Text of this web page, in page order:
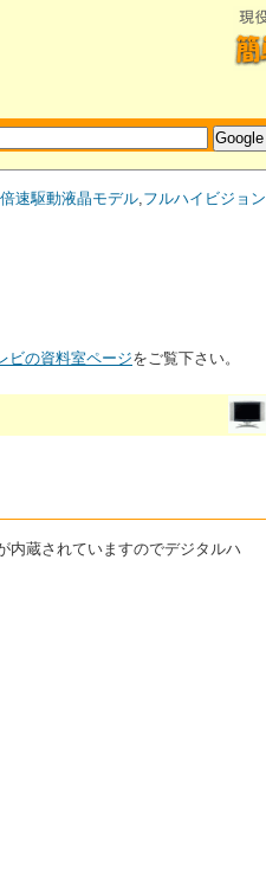
倍速駆動液晶モデル,フルハイビジョン
ビの資料室ページをご覧下さい。
内蔵されていますのでデジタルハ